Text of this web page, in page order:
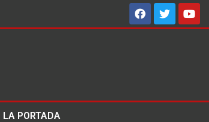
LA PORTADA